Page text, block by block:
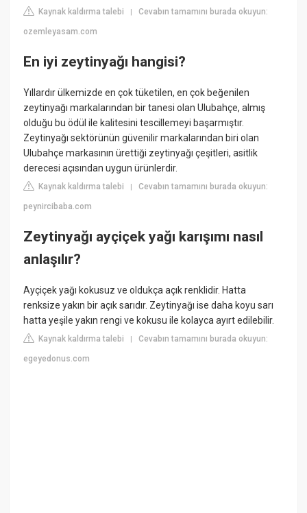
Kaynak kaldırma talebi |Cevabın tamamını burada okuyun:
ozemleyasam.com
En iyi zeytinyağı hangisi?
Yıllardır ülkemizde en çok tüketilen, en çok beğenilen
zeytinyağı markalarından bir tanesi olan Ulubahçe, almış
olduğu bu ödül ile kalitesini tescillemeyi başarmıştır.
Zeytinyağı sektörünün güvenilir markalarından biri olan
Ulubahçe markasının ürettiği zeytinyağı çeşitleri, asitlik
derecesi açısından uygun ürünlerdir.
Kaynak kaldırma talebi |Cevabın tamamını burada okuyun:
peynircibaba.com
Zeytinyağı ayçiçek yağı karışımı nasıl
anlaşılır?
Ayçiçek yağı kokusuz ve oldukça açık renklidir. Hatta
renksize yakın bir açık sarıdır. Zeytinyağı ise daha koyu sarı
hatta yeşile yakın rengi ve kokusu ile kolayca ayırt edilebilir.
Kaynak kaldırma talebi |Cevabın tamamını burada okuyun:
egeyedonus.com